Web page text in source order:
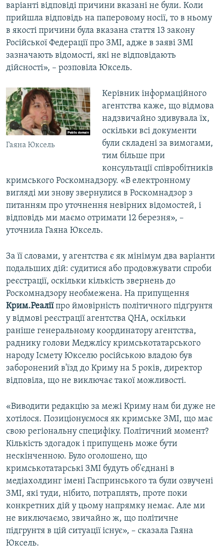
варіанті відповіді причини вказані не були. Коли
прийшла відповідь на паперовому носії, то в ньому
в якості причини була вказана стаття 13 закону
Російської Федерації про ЗМІ, адже в заяві ЗМІ
зазначають відомості, які не відповідають
дійсності», – розповіла Юксель.
Гаяна Юксель
Керівник інформаційного
агентства каже, що відмова
надзвичайно здивувала їх,
оскільки всі документи
були складені за вимогами,
тим більше при
консультації співробітників
кримського Роскомнадзору. «В електронному
вигляді ми знову звернулися в Роскомнадзор з
питанням про уточнення невірних відомостей, і
відповідь ми маємо отримати 12 березня», –
уточнила Гаяна Юксель.
За її словами, у агентства є як мінімум два варіанти
подальших дій: судитися або продовжувати спроби
реєстрації, оскільки кількість звернень до
Роскомнадзору необмежена. На припущення
Крим.Реаліїпро ймовірність політичного підґрунтя
у відмові реєстрації агентства QHA, оскільки
раніше генеральному координатору агентства,
раднику голови Меджлісу кримськотатарського
народу Ісмету Юкселю російською владою був
заборонений в'їзд до Криму на 5 років, директор
відповіла, що не виключає такої можливості.
«Виводити редакцію за межі Криму нам би дуже не
хотілося. Позиціонуємося як кримське ЗМІ, що має
свою регіональну специфіку. Політичний момент?
Кількість здогадок і припущень може бути
нескінченною. Було оголошено, що
кримськотатарські ЗМІ будуть об'єднані в
медіахолдинг імені Гаспринського та були озвучені
ЗМІ, які туди, нібито, потраплять, проте поки
конкретних дій у цьому напрямку немає. Але ми
не виключаємо, звичайно ж, що політичне
підгрунтя в цій ситуації існує», – сказала Гаяна
Юксель.